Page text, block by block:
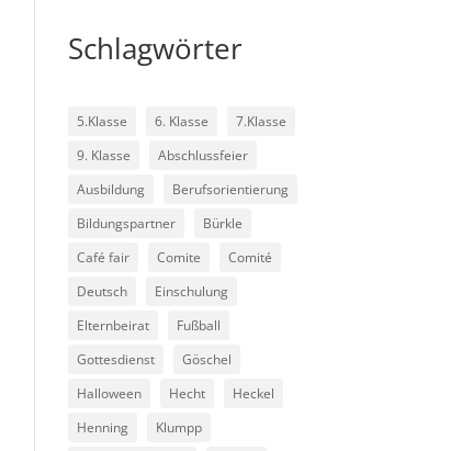
Schlagwörter
5.Klasse 6. Klasse
7.Klasse
9. Klasse
Abschlussfeier
Ausbildung
Berufsorientierung
Bildungspartner
Bürkle
Café fair
Comite
Comité
Deutsch
Einschulung
Elternbeirat
Fußball
Gottesdienst
Göschel
Halloween
Hecht
Heckel
Henning
Klumpp